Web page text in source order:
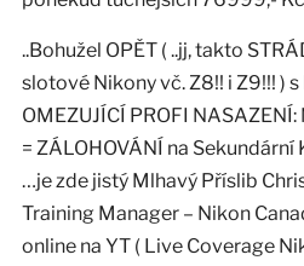
..Bohužel OPĚT ( ..jj, takto
slotové Nikony vč. Z8!! i Z9!!! ) s
OMEZUJÍCÍ PROFI
= ZÁLOHOVÁNÍ na Sekundární
…je zde jistý Mlhavý Příslib
Training Manager – Nikon
online na YT ( Live Coverage